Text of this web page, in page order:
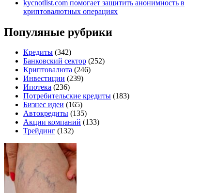
kycnotlist.com помогает защитить анонимность в
криптовалютных операциях
Популяные рубрики
Кредиты (342)
Банковский сектор (252)
Криптовалюта (246)
Инвестиции (239)
Ипотека (236)
Потребительские кредиты (183)
Бизнес идеи (165)
Автокредиты (135)
Акции компаний (133)
Трейдинг (132)